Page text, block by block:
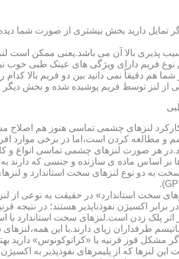
تمایل دارید بخش بیشتری از صورت شما
پذیری بالا آن می باشد.یعنی ممکن است
نوع فریم دارای ویژگی های عینک طبی خوب
هم دقیقاً نمی دانید بین دو فریم بالا
از لنز توسط فریم پوشیده شده و بخش دیگر
لنزهای چشمی تماسی هنوز هم اصلاح
و مطالعه کردن است،اما در برخی موارد
هر صورت لنزهای چشمی تماسی انواع و
بر اساس ماده ی سازنده و جنسی که دارند
به دو نوع لنزهای سخت استاندارد و
سخت استاندارد» در حقیقت به نوعی از
برابر اکسیژن نفوذناپذیر هستند؛ در نتیجه
اثر پلک زدن است.لنزهای سخت استاندارد
طرفداران زیای دارند.با این
مشکل قوز قرنیه یا «کراتوکونوس» دارید